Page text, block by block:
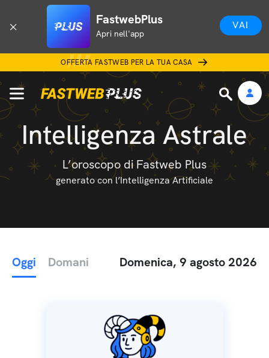
FastwebPlus
Apri nell'app
VAI
OFFERTA FASTWEB PER LA TUA CASA
Intelligenza Astrale
L’oroscopo di Fastweb Plus
generato con l’Intelligenza Artificiale
Oggi Domani Domenica, 9 agosto 2026